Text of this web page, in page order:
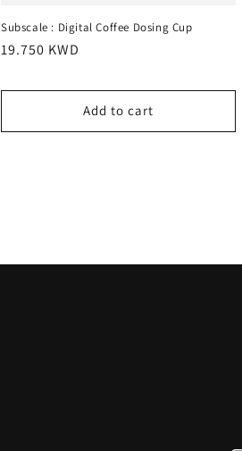
Subscale : Digital Coffee Dosing Cup
Regular
19.750 KWD
Add to cart